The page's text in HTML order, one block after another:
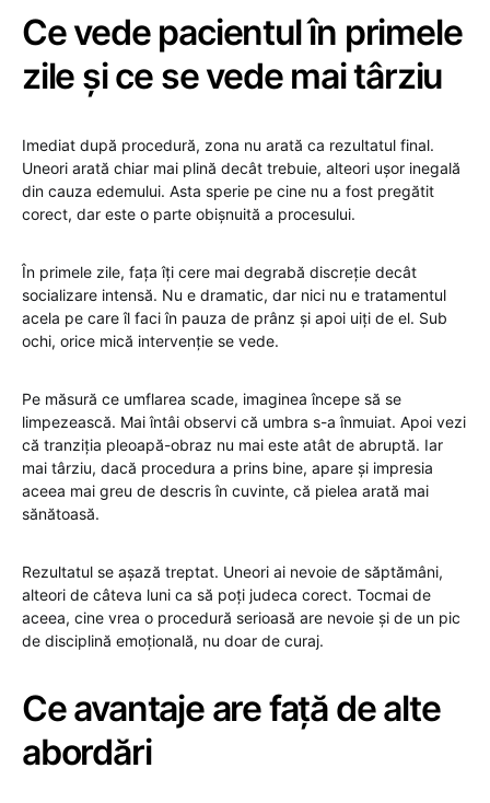
Ce vede pacientul în primele
zile și ce se vede mai târziu
Imediat după procedură, zona nu arată ca rezultatul final.
Uneori arată chiar mai plină decât trebuie, alteori ușor inegală
din cauza edemului. Asta sperie pe cine nu a fost pregătit
corect, dar este o parte obișnuită a procesului.
În primele zile, fața îți cere mai degrabă discreție decât
socializare intensă. Nu e dramatic, dar nici nu e tratamentul
acela pe care îl faci în pauza de prânz și apoi uiți de el. Sub
ochi, orice mică intervenție se vede.
Pe măsură ce umflarea scade, imaginea începe să se
limpezească. Mai întâi observi că umbra s-a înmuiat. Apoi vezi
că tranziția pleoapă-obraz nu mai este atât de abruptă. Iar
mai târziu, dacă procedura a prins bine, apare și impresia
aceea mai greu de descris în cuvinte, că pielea arată mai
sănătoasă.
Rezultatul se așază treptat. Uneori ai nevoie de săptămâni,
alteori de câteva luni ca să poți judeca corect. Tocmai de
aceea, cine vrea o procedură serioasă are nevoie și de un pic
de disciplină emoțională, nu doar de curaj.
Ce avantaje are față de alte
abordări